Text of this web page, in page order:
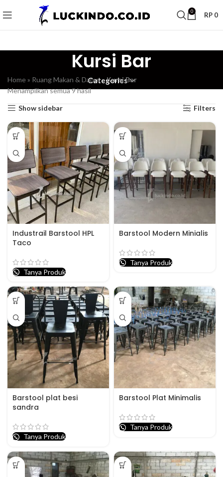
0 RP 0
Kursi Bar
Categories
Home» Ruang Makan & Dapur»Kursi Bar
Menampilkan semua 9 hasilDiurutkan menurut yang terbaru
Show sidebar Filters
Industrail Barstool HPL
Taco
Tanya Produk
Barstool Modern Minialis
Tanya Produk
Barstool plat besi
sandra
Tanya Produk
Barstool Plat Minimalis
Tanya Produk